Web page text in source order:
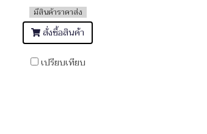
มีสินค้าราคาส่ง
สั่งซื้อสินค้า
เปรียบเทียบ